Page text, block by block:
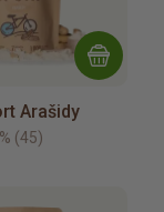
Arašidy
(45)